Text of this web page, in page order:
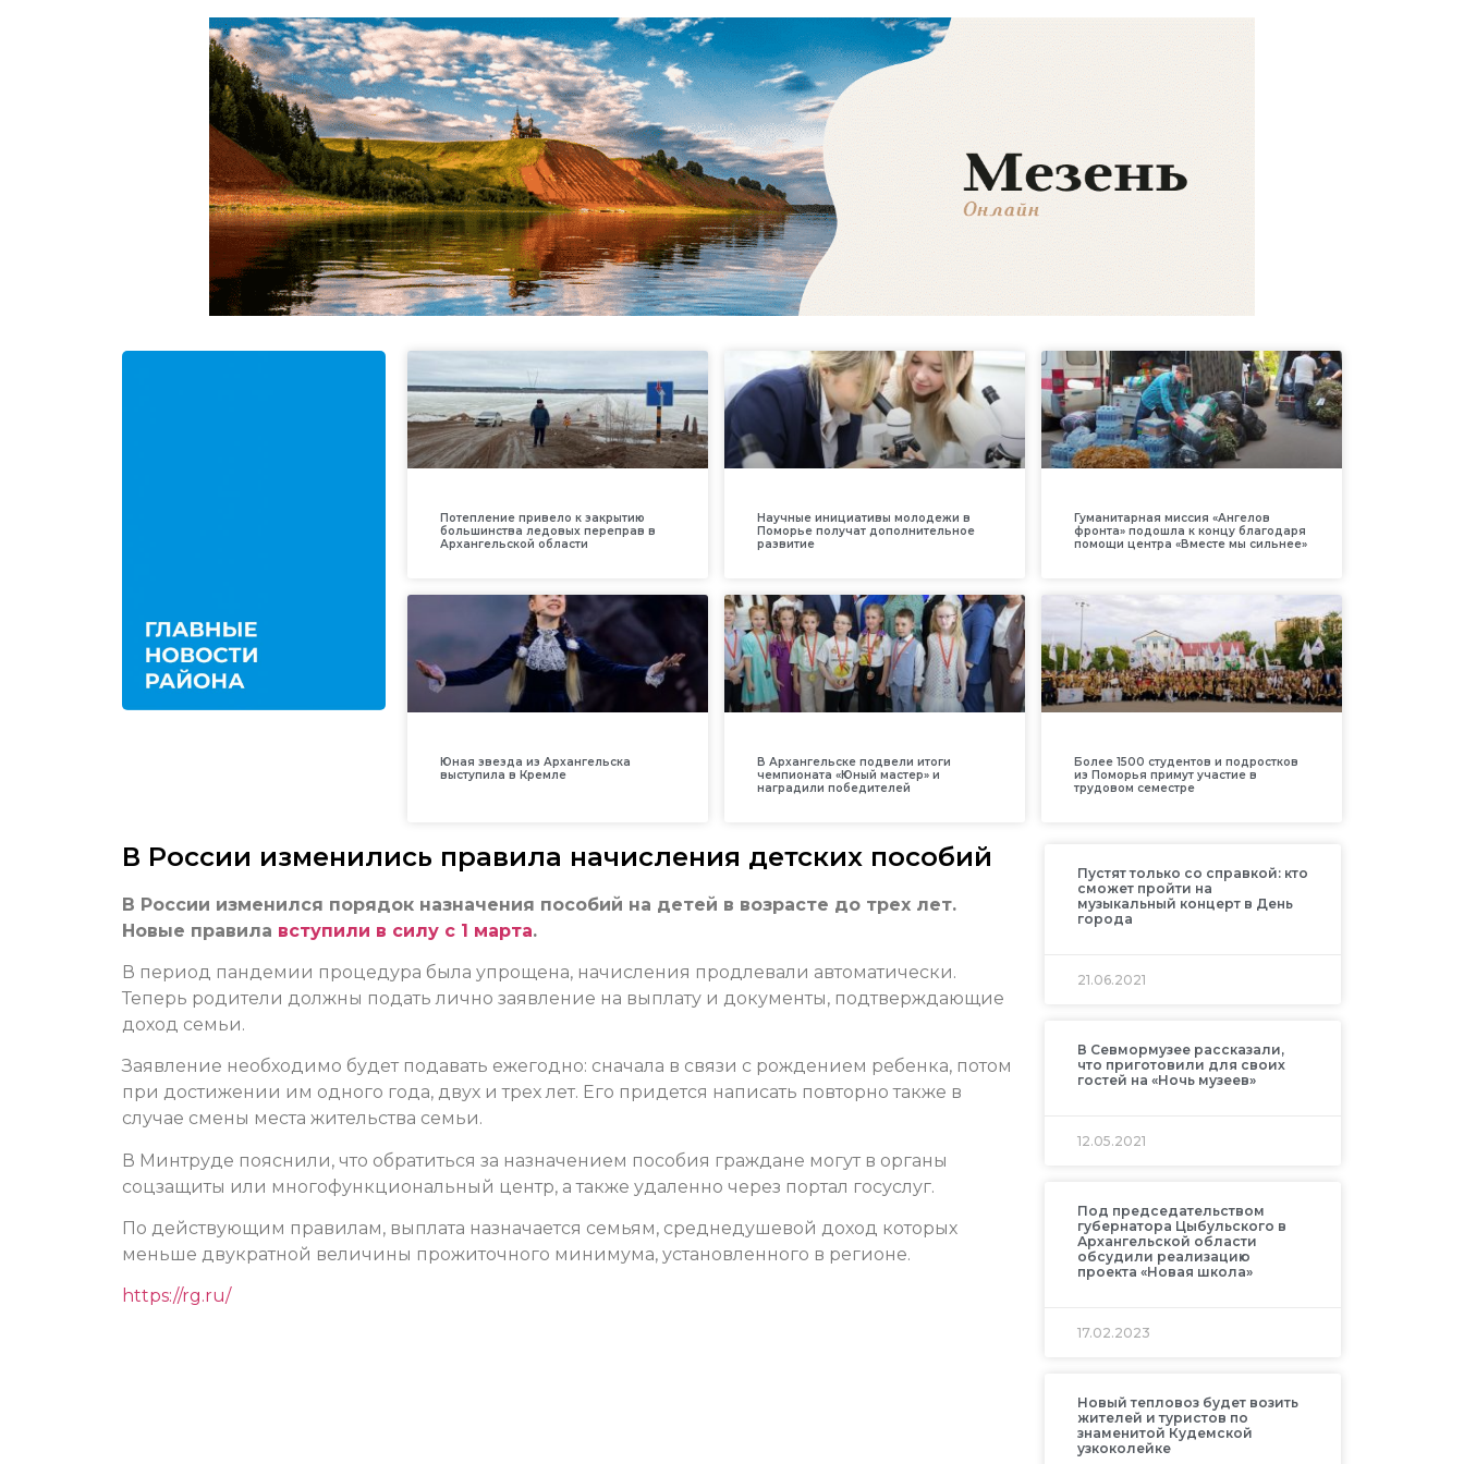
Потепление привело к закрытию
большинства ледовых переправ в
Архангельской области
Научные инициативы молодежи в
Поморье получат дополнительное
развитие
Гуманитарная миссия «Ангелов
фронта» подошла к концу благодаря
помощи центра «Вместе мы сильнее»
Юная звезда из Архангельска
выступила в Кремле
В Архангельске подвели итоги
чемпионата «Юный мастер» и
наградили победителей
Более 1500 студентов и подростков
из Поморья примут участие в
трудовом семестре
В России изменились правила начисления детских пособий
В России изменился порядок назначения пособий на детей в возрасте до трех лет.
Новые правила вступили в силу с 1 марта.
В период пандемии процедура была упрощена, начисления продлевали автоматически.
Теперь родители должны подать лично заявление на выплату и документы, подтверждающие
доход семьи.
Заявление необходимо будет подавать ежегодно: сначала в связи с рождением ребенка, потом
при достижении им одного года, двух и трех лет. Его придется написать повторно также в
случае смены места жительства семьи.
В Минтруде пояснили, что обратиться за назначением пособия граждане могут в органы
соцзащиты или многофункциональный центр, а также удаленно через портал госуслуг.
По действующим правилам, выплата назначается семьям, среднедушевой доход которых
меньше двукратной величины прожиточного минимума, установленного в регионе.
https://rg.ru/
Пустят только со справкой: кто
сможет пройти на
музыкальный концерт в День
города
21.06.2021
В Севмормузее рассказали,
что приготовили для своих
гостей на «Ночь музеев»
12.05.2021
Под председательством
губернатора Цыбульского в
Архангельской области
обсудили реализацию
проекта «Новая школа»
17.02.2023
Новый тепловоз будет возить
жителей и туристов по
знаменитой Кудемской
узкоколейке